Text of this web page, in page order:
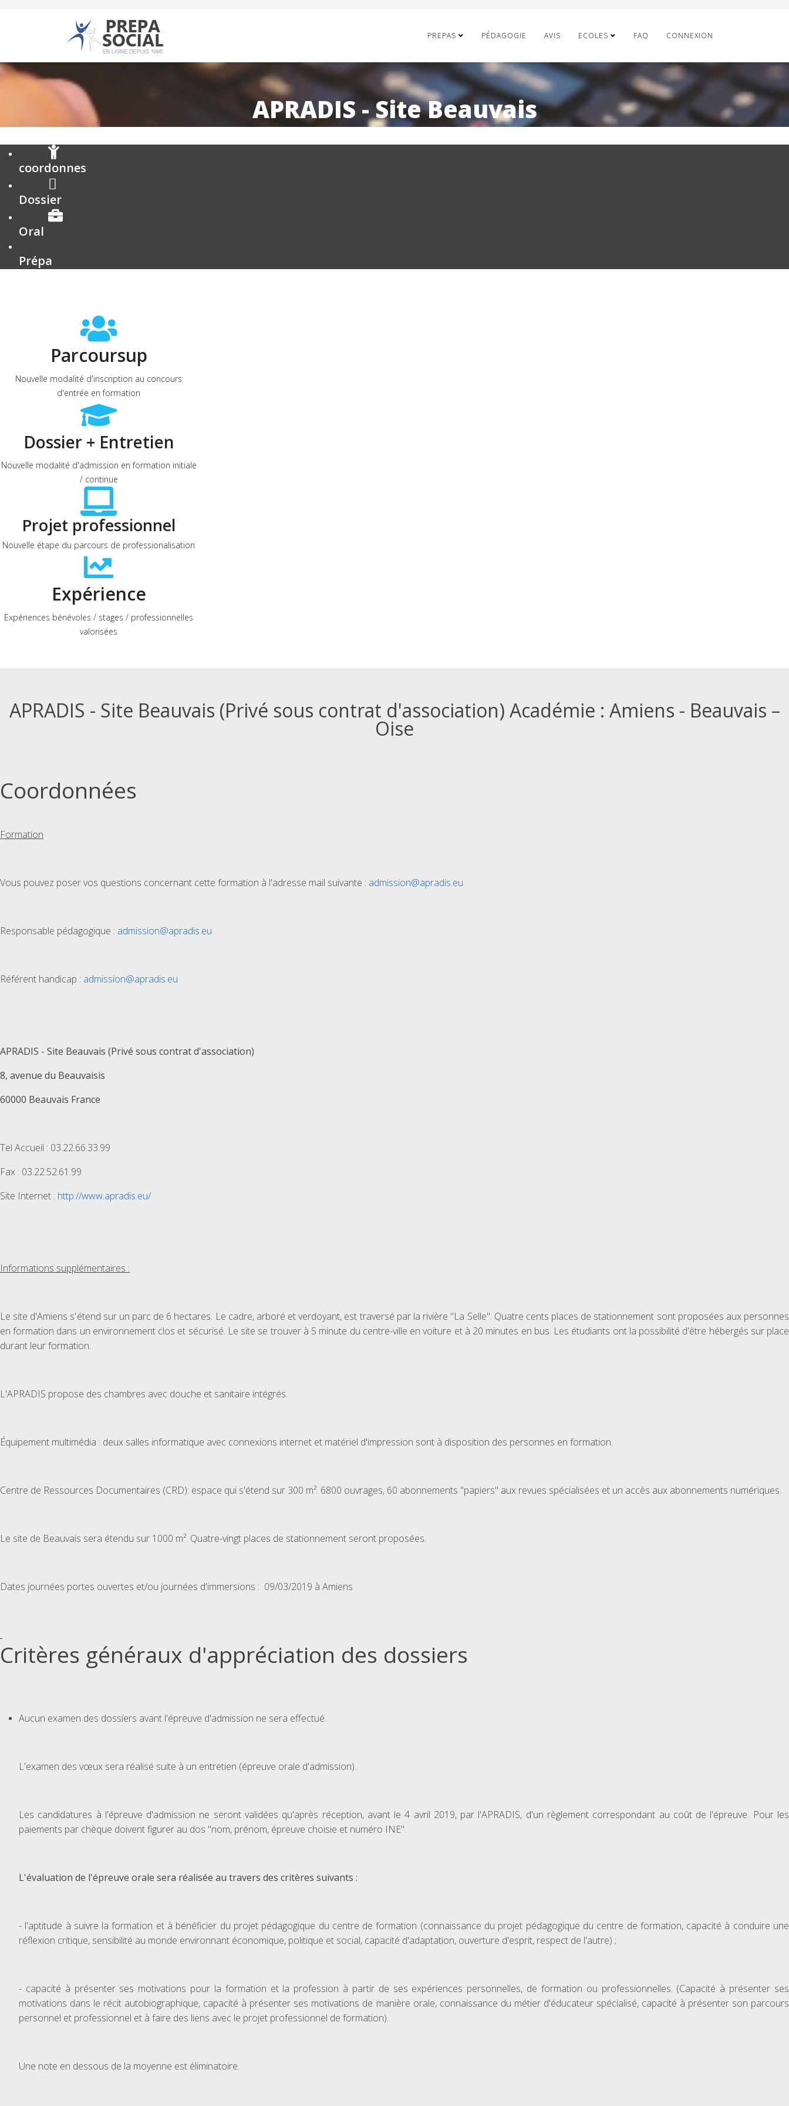
PREPAS PÉDAGOGIE AVIS ECOLES FAQ CONNEXION
APRADIS - Site Beauvais
coordonnes
Dossier
Oral
Prépa
Parcoursup
Nouvelle modalité d'inscription au concours
d'entrée en formation
Dossier + Entretien
Nouvelle modalité d'admission en formation initiale
/ continue
Projet professionnel
Nouvelle étape du parcours de professionalisation
Expérience
Expériences bénévoles / stages / professionnelles
valorisées
APRADIS - Site Beauvais (Privé sous contrat d'association) Académie : Amiens - Beauvais –
Oise
Coordonnées
Formation
Vous pouvez poser vos questions concernant cette formation à l'adresse mail suivante : admission@apradis.eu
Responsable pédagogique : admission@apradis.eu
Référent handicap : admission@apradis.eu
APRADIS - Site Beauvais (Privé sous contrat d'association)
8, avenue du Beauvaisis
60000 Beauvais France
Tel Accueil : 03.22.66.33.99
Fax : 03.22.52.61.99
Site Internet : http://www.apradis.eu/
Informations supplémentaires :
Le site d'Amiens s'étend sur un parc de 6 hectares. Le cadre, arboré et verdoyant, est traversé par la rivière "La Selle". Quatre cents places de stationnement sont proposées aux personnes
en formation dans un environnement clos et sécurisé. Le site se trouver à 5 minute du centre-ville en voiture et à 20 minutes en bus. Les étudiants ont la possibilité d'être hébergés sur place
durant leur formation.
L'APRADIS propose des chambres avec douche et sanitaire intégrés.
Équipement multimédia : deux salles informatique avec connexions internet et matériel d'impression sont à disposition des personnes en formation.
Centre de Ressources Documentaires (CRD): espace qui s'étend sur 300 m². 6800 ouvrages, 60 abonnements "papiers" aux revues spécialisées et un accès aux abonnements numériques.
Le site de Beauvais sera étendu sur 1000 m². Quatre-vingt places de stationnement seront proposées.
Dates journées portes ouvertes et/ou journées d'immersions : 09/03/2019 à Amiens
Critères généraux d'appréciation des dossiers
Aucun examen des dossiers avant l'épreuve d'admission ne sera effectué.
L'examen des vœux sera réalisé suite à un entretien (épreuve orale d'admission).
Les candidatures à l'épreuve d'admission ne seront validées qu'après réception, avant le 4 avril 2019, par l'APRADIS, d'un règlement correspondant au coût de l'épreuve. Pour les
paiements par chèque doivent figurer au dos "nom, prénom, épreuve choisie et numéro INE".
L'évaluation de l'épreuve orale sera réalisée au travers des critères suivants :
- l'aptitude à suivre la formation et à bénéficier du projet pédagogique du centre de formation (connaissance du projet pédagogique du centre de formation, capacité à conduire une
réflexion critique, sensibilité au monde environnant économique, politique et social, capacité d'adaptation, ouverture d'esprit, respect de l'autre) ;
- capacité à présenter ses motivations pour la formation et la profession à partir de ses expériences personnelles, de formation ou professionnelles. (Capacité à présenter ses
motivations dans le récit autobiographique, capacité à présenter ses motivations de manière orale, connaissance du métier d'éducateur spécialisé, capacité à présenter son parcours
personnel et professionnel et à faire des liens avec le projet professionnel de formation).
Une note en dessous de la moyenne est éliminatoire.